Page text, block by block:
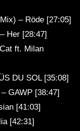
– Röde [27:05]
Her [28:47]
ft. Milan
DU SOL [35:08]
GAWP [38:47]
[41:03]
[42:31]